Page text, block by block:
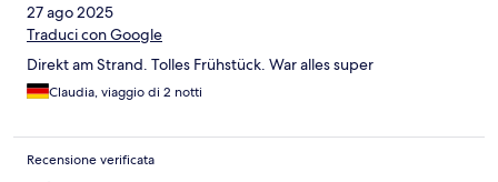
27 ago 2025
Traduci con Google
Direkt am Strand. Tolles Frühstück. War alles super
Claudia, viaggio di 2 notti
Recensione verificata